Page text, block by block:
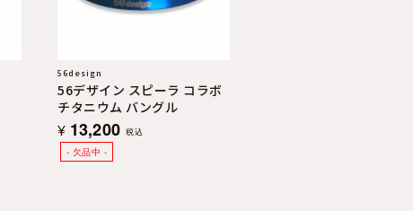
56design
56デザイン スピーラ コラボ
チタニウム バングル
¥ 13,200 税込